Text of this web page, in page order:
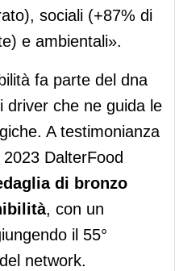
sociali (+87% di
e ambientali».
fa parte del dna
driver che ne guida le
A testimonianza
DalterFood
di bronzo
, con un
il 55°
network.